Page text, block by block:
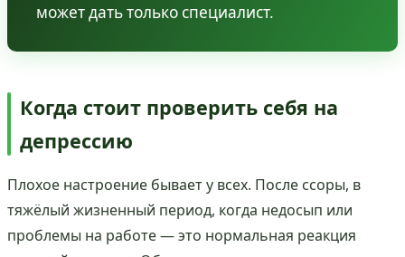
может дать только специалист.
Когда стоит проверить себя на
депрессию
Плохое настроение бывает у всех. После ссоры, в
тяжёлый жизненный период, когда недосып или
проблемы на работе — это нормальная реакция